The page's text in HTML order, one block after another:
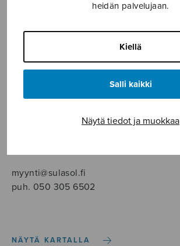
heidän palvelujaan.
Kiellä
Salli kaikki
Näytä tiedot ja muokkaa
Sulasol nuottikauppa
myynti@sulasol.fi
puh. 050 305 6502
NÄYTÄ KARTALLA